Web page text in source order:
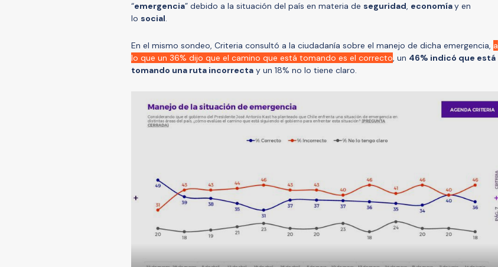
“emergencia” debido a la situación del país en materia de seguridad, economíay en
lo social.
En el mismo sondeo, Criteria consultó a la ciudadanía sobre el manejo de dicha emergencia, a
lo que un 36% dijo que el camino que está tomando es el correcto, un 46% indicó que está
tomando una ruta incorrecta y un 18% no lo tiene claro.